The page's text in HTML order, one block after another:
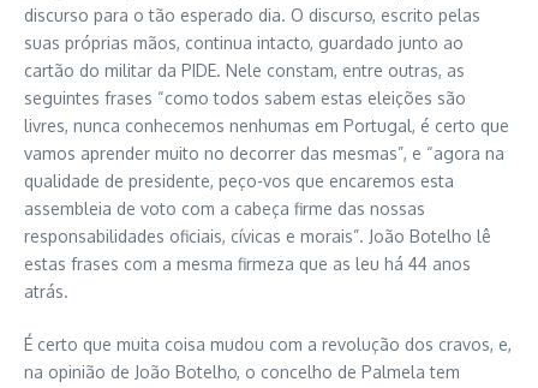
discurso para o tão esperado dia. O discurso, escrito pelas
suas próprias mãos, continua intacto, guardado junto ao
cartão do militar da PIDE. Nele constam, entre outras, as
seguintes frases “como todos sabem estas eleições são
livres, nunca conhecemos nenhumas em Portugal, é certo que
vamos aprender muito no decorrer das mesmas”, e “agora na
qualidade de presidente, peço-vos que encaremos esta
assembleia de voto com a cabeça firme das nossas
responsabilidades oficiais, cívicas e morais”. João Botelho lê
estas frases com a mesma firmeza que as leu há 44 anos
atrás.
É certo que muita coisa mudou com a revolução dos cravos, e,
na opinião de João Botelho, o concelho de Palmela tem